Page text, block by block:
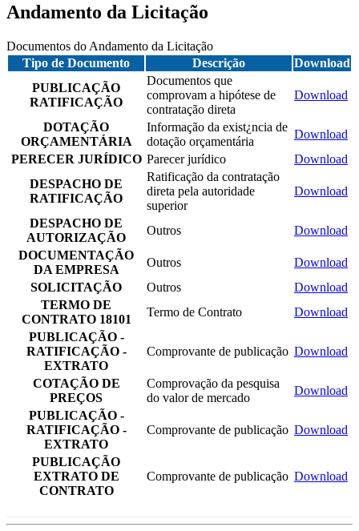
Andamento da Licitação
Documentos do Andamento da Licitação
Tipo de Documento
Descrição
Download
PUBLICAÇÃO
RATIFICAÇÃO
Documentos que
comprovam a hipótese de
contratação direta
Download
DOTAÇÃO
ORÇAMENTÁRIA
Informação da exist¿ncia de
dotação orçamentária
Download
PERECER JURÍDICO Parecer jurídico
Download
DESPACHO DE
RATIFICAÇÃO
Ratificação da contratação
direta pela autoridade
superior
Download
DESPACHO DE
AUTORIZAÇÃO
Outros
Download
DOCUMENTAÇÃO
DA EMPRESA
Outros
Download
SOLICITAÇÃO
Outros
Download
TERMO DE
CONTRATO 18101
Termo de Contrato
Download
PUBLICAÇÃO -
RATIFICAÇÃO -
EXTRATO
Comprovante de publicação Download
COTAÇÃO DE
PREÇOS
Comprovação da pesquisa
do valor de mercado
Download
PUBLICAÇÃO -
RATIFICAÇÃO -
EXTRATO
Comprovante de publicação Download
PUBLICAÇÃO
EXTRATO DE
CONTRATO
Comprovante de publicação Download